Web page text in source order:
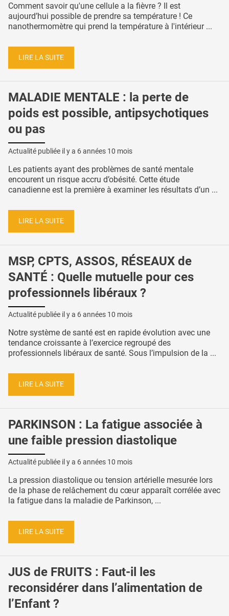
Comment savoir qu'une cellule a la fièvre ? Il est
aujourd’hui possible de prendre sa température ! Ce
nanothermomètre qui prend la température à l'intérieur ...
LIRE LA SUITE
MALADIE MENTALE : la perte de
poids est possible, antipsychotiques
ou pas
Actualité publiée il y a 6 années 10 mois
Les patients ayant des problèmes de santé mentale
encourent un risque accru d’obésité. Cette étude
canadienne est la première à examiner les résultats d’un ...
LIRE LA SUITE
MSP, CPTS, ASSOS, RÉSEAUX de
SANTÉ : Quelle mutuelle pour ces
professionnels libéraux ?
Actualité publiée il y a 6 années 10 mois
Notre système de santé est en rapide évolution avec une
tendance croissante à l’exercice regroupé des
professionnels libéraux de santé. Sous l’impulsion de la ...
LIRE LA SUITE
PARKINSON : La fatigue associée à
une faible pression diastolique
Actualité publiée il y a 6 années 10 mois
La pression diastolique ou tension artérielle mesurée lors
de la phase de relâchement du cœur apparaît corrélée avec
la fatigue dans la maladie de Parkinson, ...
LIRE LA SUITE
JUS de FRUITS : Faut-il les
reconsidérer dans l’alimentation de
l’Enfant ?